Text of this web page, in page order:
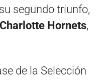
segundo triunfo,
Charlotte Hornets,
de la Selección